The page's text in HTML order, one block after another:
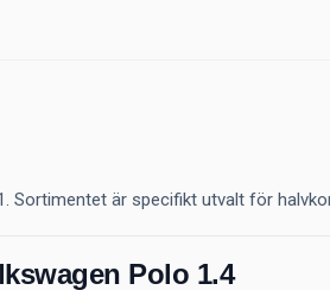
Sortimentet är specifikt utvalt för
Polo 1.4